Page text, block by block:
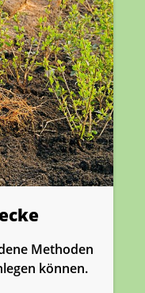
Methoden
können.